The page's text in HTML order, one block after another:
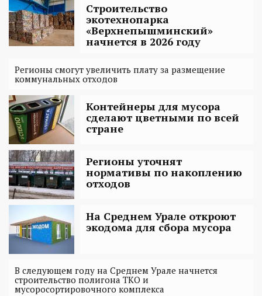
Строительство
экотехнопарка
«Верхнепышминский»
начнется в 2026 году
Регионы смогут увеличить плату за размещение
коммунальных отходов
Контейнеры для мусора
сделают цветными по всей
стране
Регионы уточнят
нормативы по накоплению
отходов
На Среднем Урале откроют
экодома для сбора мусора
В следующем году на Среднем Урале начнется
строительство полигона ТКО и
мусоросортировочного комплекса